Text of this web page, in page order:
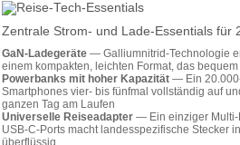
Zentrale Strom- und Lade-Essentials für
GaN-Ladegeräte — Galliumnitrid-Technologie
einem kompakten, leichten Format, das
Powerbanks mit hoher Kapazität — Ein
Smartphones vier- bis fünfmal vollständig auf
ganzen Tag am Laufen
Universelle Reiseadapter — Ein einziger Multi-
USB-C-Ports macht landesspezifische Stecker
überflüssig